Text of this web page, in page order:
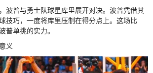
波普与勇士队球星库里展开对决。波普凭借其
技巧，一度将库里压制在得分点上。这场比
普单挑的实力。
义